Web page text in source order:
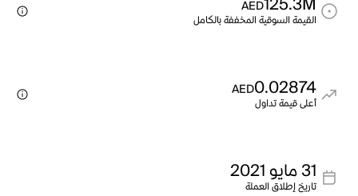
AED
القيمة السوقية المخففة بالكامل
0.02874
AED
أعلى قيمة تداول
31 مايو 2021
تاريخ إطلاق العملة